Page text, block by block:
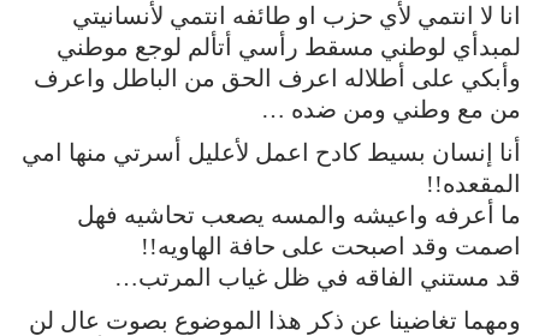
انا لا انتمي لأي حزب او طائفه انتمي لأنسانيتي
لمبدأي لوطني مسقط رأسي أتألم لوجع موطني
وأبكي على أطلاله اعرف الحق من الباطل واعرف
من مع وطني ومن ضده …
أنا إنسان بسيط كادح اعمل لأعليل أسرتي منها امي
المقعده!!
ما أعرفه واعيشه والمسه يصعب تحاشيه فهل
اصمت وقد اصبحت على حافة الهاويه!!
قد مستني الفاقه في ظل غياب المرتب…
ومهما تغاضينا عن ذكر هذا الموضوع بصوت عال لن